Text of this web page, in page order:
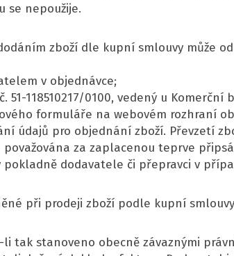
se nepoužije.
zboží dle kupní smlouvy může
v objednávce;
118510217/0100, vedený u Komerční
formuláře na webovém rozhraní
údajů pro objednání zboží. Převzetí
za zaplacenou teprve
dodavatele či přepravci v
při prodeji zboží podle kupní
tak stanoveno obecně závaznými